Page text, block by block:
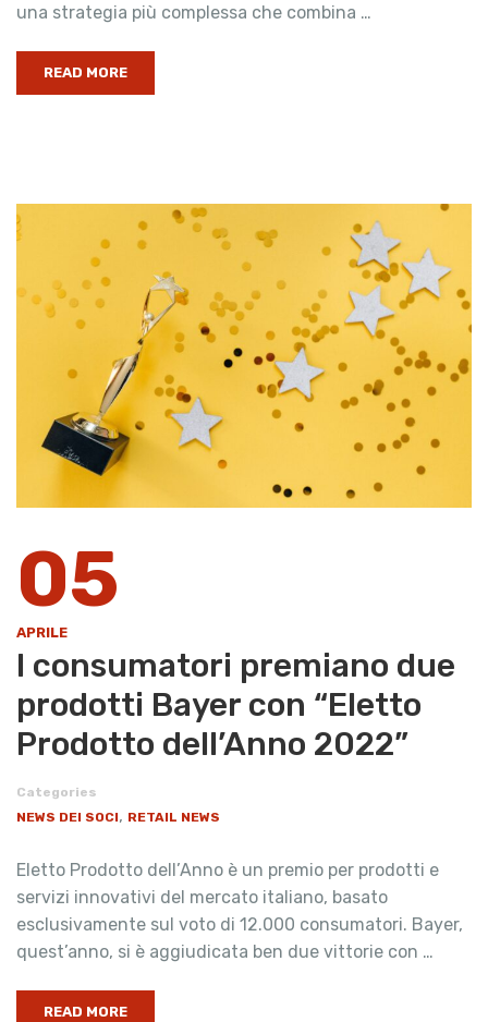
una strategia più complessa che combina …
READ MORE
05
APRILE
I consumatori premiano due
prodotti Bayer con “Eletto
Prodotto dell’Anno 2022”
Categories
NEWS DEI SOCI, RETAIL NEWS
Eletto Prodotto dell’Anno è un premio per prodotti e
servizi innovativi del mercato italiano, basato
esclusivamente sul voto di 12.000 consumatori. Bayer,
quest’anno, si è aggiudicata ben due vittorie con …
READ MORE